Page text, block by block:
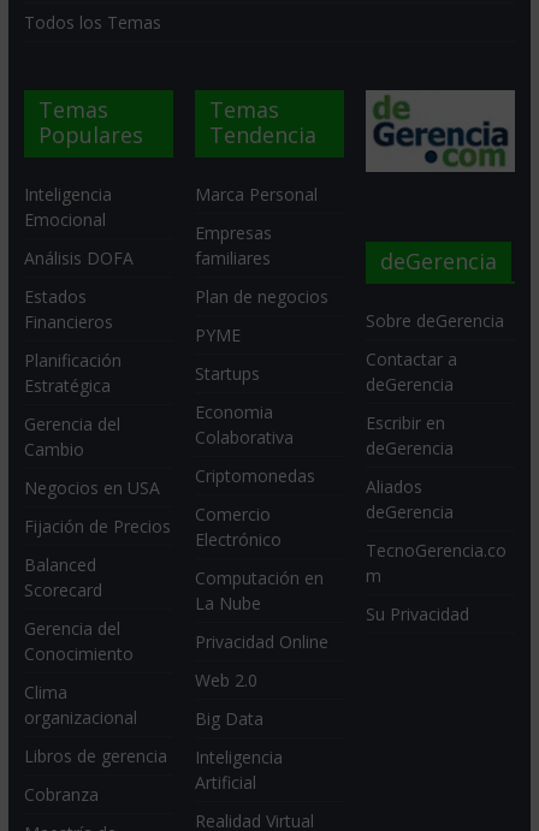
Todos los Temas
Temas
Populares
Inteligencia
Emocional
Análisis DOFA
Estados
Financieros
Planificación
Estratégica
Gerencia del
Cambio
Negocios en USA
Fijación de Precios
Balanced
Scorecard
Gerencia del
Conocimiento
Clima
organizacional
Libros de gerencia
Cobranza
Temas
Tendencia
Marca Personal
Empresas
familiares
Plan de negocios
PYME
Startups
Economia
Colaborativa
Criptomonedas
Comercio
Electrónico
Computación en
La Nube
Privacidad Online
Web 2.0
Big Data
Inteligencia
Artificial
Realidad Virtual
deGerencia
Sobre deGerencia
Contactar a
deGerencia
Escribir en
deGerencia
Aliados
deGerencia
TecnoGerencia.co
m
Su Privacidad